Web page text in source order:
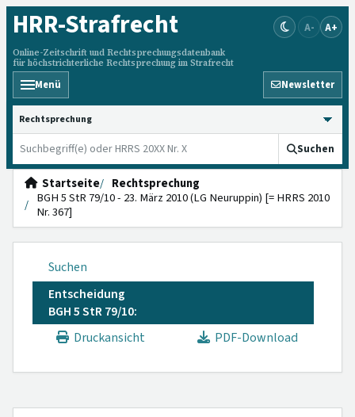
HRR-Strafrecht
Online-Zeitschrift und Rechtsprechungsdatenbank
für höchstrichterliche Rechtsprechung im Strafrecht
A- A+
Menü Newsletter
HRRS durchsuchen
Suchen
Startseite
Rechtsprechung
BGH 5 StR 79/10 - 23. März 2010 (LG Neuruppin) [= HRRS 2010
Nr. 367]
Suchen
Entscheidung
BGH 5 StR 79/10:
Druckansicht
PDF-Download